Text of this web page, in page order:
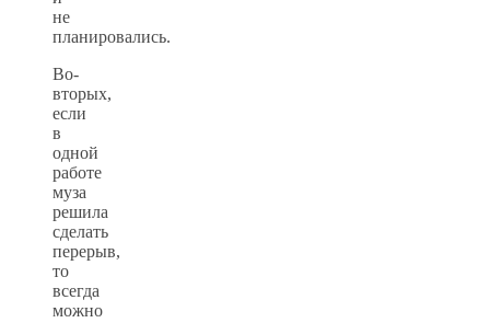
не
планировались.
Во-
вторых,
если
в
одной
работе
муза
решила
сделать
перерыв,
то
всегда
можно